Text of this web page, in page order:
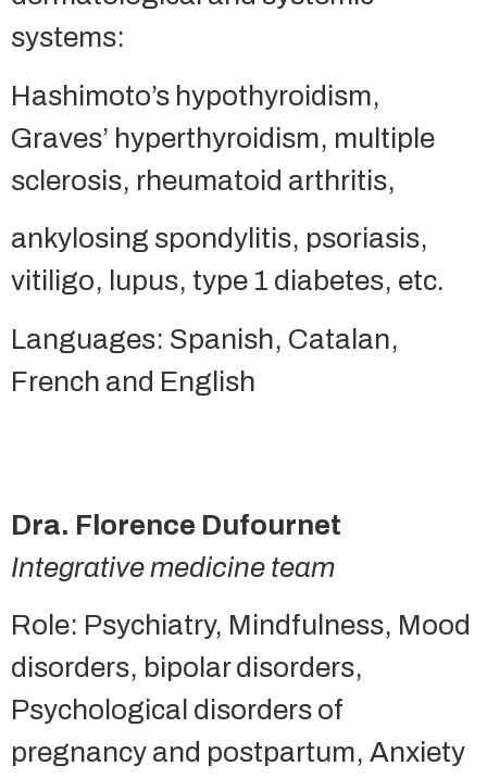
systems:
Hashimoto’s hypothyroidism,
Graves’ hyperthyroidism, multiple
sclerosis, rheumatoid arthritis,
ankylosing spondylitis, psoriasis,
vitiligo, lupus, type 1 diabetes, etc.
Languages: Spanish, Catalan,
French and English
Dra. Florence Dufournet
Integrative medicine team
Role: Psychiatry, Mindfulness, Mood
disorders, bipolar disorders,
Psychological disorders of
pregnancy and postpartum, Anxiety